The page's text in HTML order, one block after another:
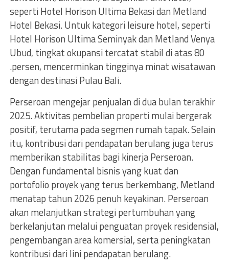
seperti Hotel Horison Ultima Bekasi dan Metland
Hotel Bekasi. Untuk kategori leisure hotel, seperti
Hotel Horison Ultima Seminyak dan Metland Venya
Ubud, tingkat okupansi tercatat stabil di atas 80
.persen, mencerminkan tingginya minat wisatawan
dengan destinasi Pulau Bali.
Perseroan mengejar penjualan di dua bulan terakhir
2025. Aktivitas pembelian properti mulai bergerak
positif, terutama pada segmen rumah tapak. Selain
itu, kontribusi dari pendapatan berulang juga terus
memberikan stabilitas bagi kinerja Perseroan.
Dengan fundamental bisnis yang kuat dan
portofolio proyek yang terus berkembang, Metland
menatap tahun 2026 penuh keyakinan. Perseroan
akan melanjutkan strategi pertumbuhan yang
berkelanjutan melalui penguatan proyek residensial,
pengembangan area komersial, serta peningkatan
kontribusi dari lini pendapatan berulang.